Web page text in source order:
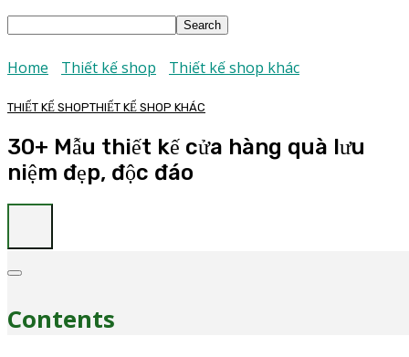
Home Thiết kế shop Thiết kế shop khác
THIẾT KẾ SHOPTHIẾT KẾ SHOP KHÁC
30+ Mẫu thiết kế cửa hàng quà lưu
niệm đẹp, độc đáo
Contents